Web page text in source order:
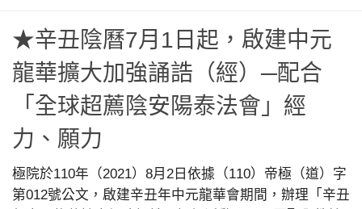
★辛丑陰曆7月1日起，啟建中元
龍華擴大加強誦誥（經）─配合
「全球超薦陰安陽泰法會」經
力、願力
極院於110年（2021）8月2日依據（110）帝極（道）字
第012號公文，啟建辛丑年中元龍華會期間，辦理「辛丑